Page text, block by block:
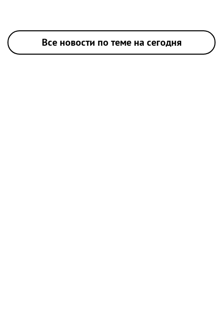
Все новости по теме на сегодня